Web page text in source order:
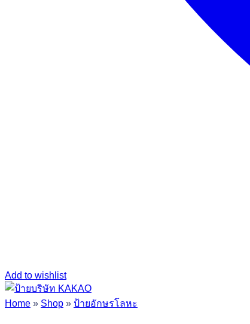
Add to wishlist
Home » Shop » ป้ายอักษรโลหะ